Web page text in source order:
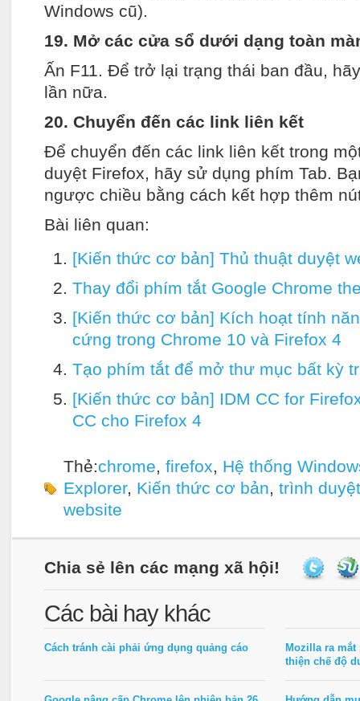
Windows cũ).
19. Mở các cửa sổ dưới dạng toàn
Ấn F11. Để trở lại trạng thái ban đầu,
lần nữa.
20. Chuyển đến các link liên kết
Để chuyển đến các link liên kết trong
duyệt Firefox, hãy sử dụng phím Tab.
ngược chiều bằng cách kết hợp thêm
Bài liên quan:
[Kiến thức cơ bản] Thủ thuật duyệt
Thay đổi phím tắt Google Chrome
[Kiến thức cơ bản] Kích hoạt tính
cứng trong Chrome 10 và Firefox 4
Tạo phím tắt để mở thư mục bất kỳ
[Kiến thức cơ bản] IDM CC for
CC cho Firefox 4
Thẻ:chrome, firefox, Hệ thống
Explorer, Kiến thức cơ bản, trình duyệt
website
Chia sẻ lên các mạng xã hội!
Các bài hay khác
Cách tránh cài phải ứng dụng quảng cáo
Mozilla ra mắt
thiện chế độ